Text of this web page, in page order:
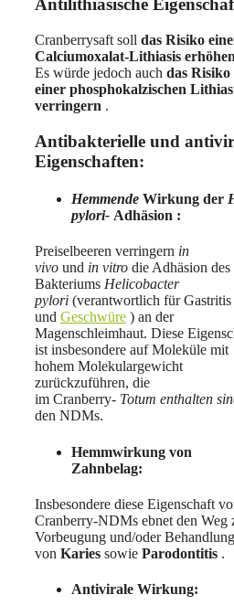
Antilithiasische
Cranberrysaft soll das Risiko
Calciumoxalat-Lithiasis
Es würde jedoch auch das Risiko
einer phosphokalzischen
verringern .
Antibakterielle und
Eigenschaften:
Hemmende Wirkung der
pylori- Adhäsion :
Preiselbeeren verringern in
vivo und in vitro die Adhäsion des
Bakteriums Helicobacter
pylori (verantwortlich für Gastritis
und Geschwüre ) an der
Magenschleimhaut. Diese
ist insbesondere auf Moleküle mit
hohem Molekulargewicht
zurückzuführen, die
im Cranberry- Totum enthalten
den NDMs.
Hemmwirkung von
Zahnbelag:
Insbesondere diese Eigenschaft
Cranberry-NDMs ebnet den Weg
Vorbeugung und/oder Behandlung
von Karies sowie Parodontitis .
Antivirale Wirkung: